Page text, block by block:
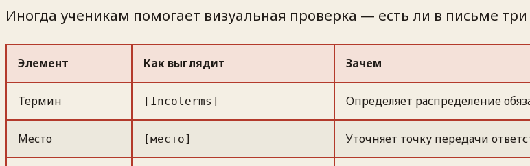
Иногда ученикам помогает визуальная проверка — есть ли в письме
Элемент Как выглядит Зачем
Термин [Incoterms] Определяет распределение
Место [место] Уточняет точку передачи